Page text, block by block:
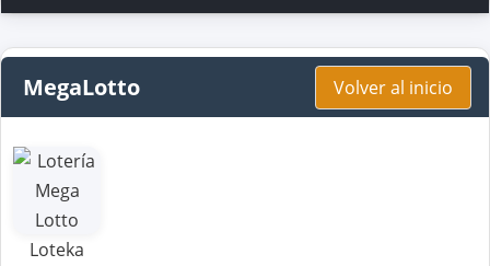
MegaLotto Volver al inicio